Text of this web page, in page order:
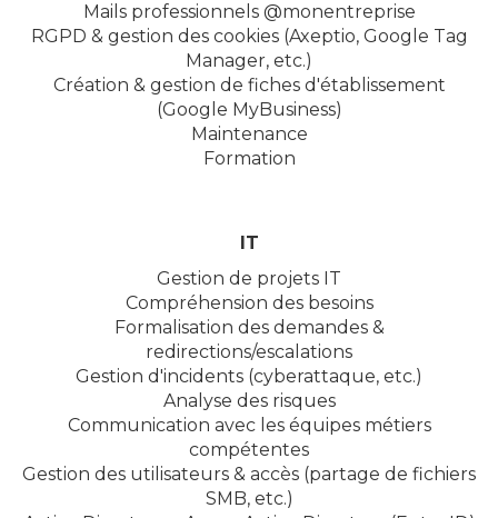
Mails professionnels @monentreprise
RGPD & gestion des cookies (Axeptio, Google Tag
Manager, etc.)
Création & gestion de fiches d'établissement
(Google MyBusiness)
Maintenance
Formation
IT
Gestion de projets IT
Compréhension des besoins
Formalisation des demandes &
redirections/escalations
Gestion d'incidents (cyberattaque, etc.)
Analyse des risques
Communication avec les équipes métiers
compétentes
Gestion des utilisateurs & accès (partage de fichiers
SMB, etc.)